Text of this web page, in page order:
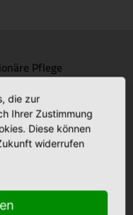
Pflege
Anna Haus Lengerich
Haus Thuine
Altenhilfe Emsland
Papenburg
die zur
Ihrer Zustimmung
Diese können
widerrufen